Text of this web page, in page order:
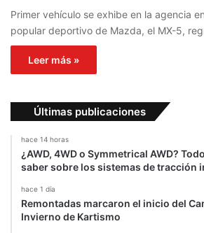
Primer vehículo se exhibe en la agencia
popular deportivo de Mazda, el MX-5,
Leer más »
Últimas publicaciones
hace 14 horas
¿AWD, 4WD o Symmetrical AWD?
saber sobre los sistemas de tracción
hace 1 día
Remontadas marcaron el inicio del
Invierno de Kartismo